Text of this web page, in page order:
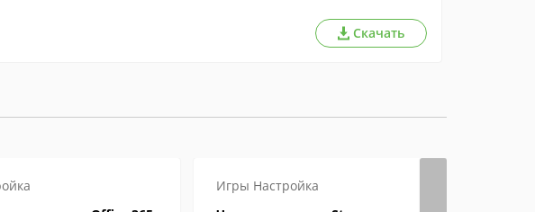
Скачать
Игры Настройка